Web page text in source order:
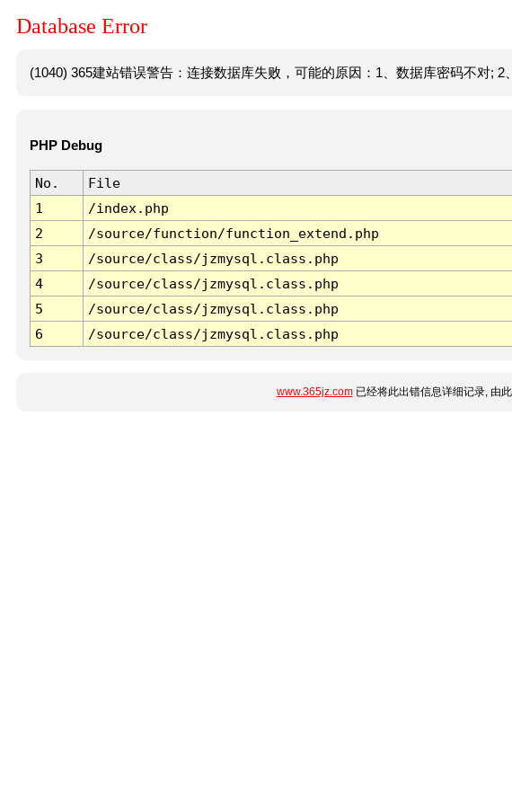
Database Error
(1040) 365建站错误警告：连接数据库失败，可能的原因：1、数据库密码不对; 2
PHP Debug
No. File
1
/index.php
2
/source/function/function_extend.php
3
/source/class/jzmysql.class.php
4
/source/class/jzmysql.class.php
5
/source/class/jzmysql.class.php
6
/source/class/jzmysql.class.php
www.365jz.com已经将此出错信息详细记录, 由